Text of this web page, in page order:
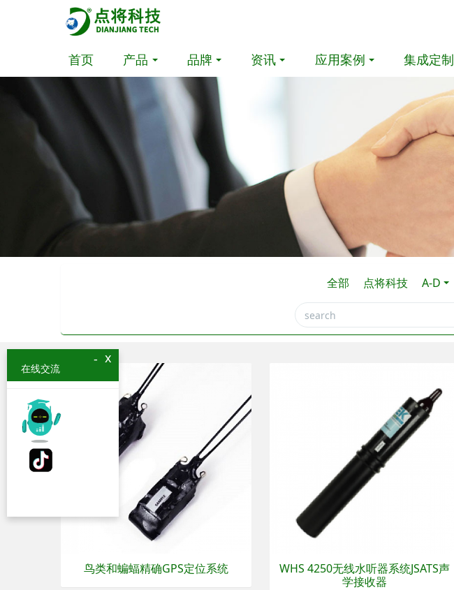
首页 产品 品牌 资讯 应用案例 集成定制
全部 点将科技 A-D
鸟类和蝙蝠精确GPS定位系统
WHS 4250无线水听器系统JSATS声
学接收器
x
-
在线交流